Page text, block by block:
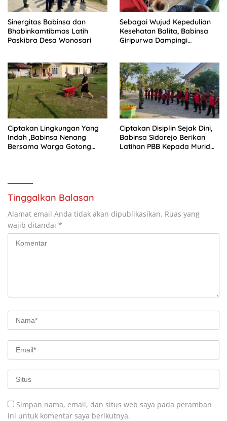
Sinergitas Babinsa dan
Bhabinkamtibmas Latih
Paskibra Desa Wonosari
Sebagai Wujud Kepedulian
Kesehatan Balita, Babinsa
Giripurwa Dampingi
Ciptakan Lingkungan Yang
Indah ,Babinsa Nenang
Bersama Warga Gotong
Ciptakan Disiplin Sejak Dini,
Babinsa Sidorejo Berikan
Latihan PBB Kepada Murid
Tinggalkan Balasan
Alamat email Anda tidak akan dipublikasikan. Ruas yang
wajib ditandai *
Simpan nama, email, dan situs web saya pada peramban
ini untuk komentar saya berikutnya.